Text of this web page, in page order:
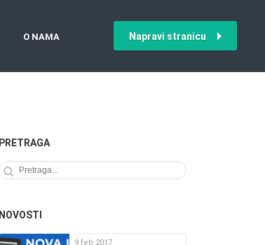
O NAMA Napravi stranicu
PRETRAGA
NOVOSTI
9 feb 2017